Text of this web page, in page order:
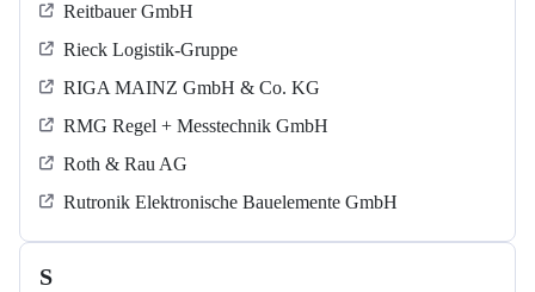
Reitbauer GmbH
Rieck Logistik-Gruppe
RIGA MAINZ GmbH & Co. KG
RMG Regel + Messtechnik GmbH
Roth & Rau AG
Rutronik Elektronische Bauelemente GmbH
S